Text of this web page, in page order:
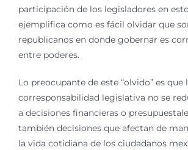
participación de los legisladores en
ejemplifica como es fácil olvidar que
republicanos en donde gobernar es
entre poderes.
Lo preocupante de este “olvido” es que
corresponsabilidad legislativa no se
a decisiones financieras o
también decisiones que afectan de
la vida cotidiana de los ciudadanos